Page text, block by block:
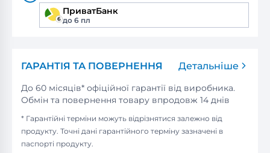
ПриватБанк
до 6 пл
ГАРАНТІЯ ТА ПОВЕРНЕННЯ Детальніше
До 60 місяців* офіційної гарантії від виробника.
Обмін та повернення товару впродовж 14 днів
* Гарантійні терміни можуть відрізнятися залежно від
продукту. Точні дані гарантійного терміну зазначені в
паспорті продукту.